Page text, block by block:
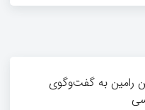
رامین به گفت‌وگوی